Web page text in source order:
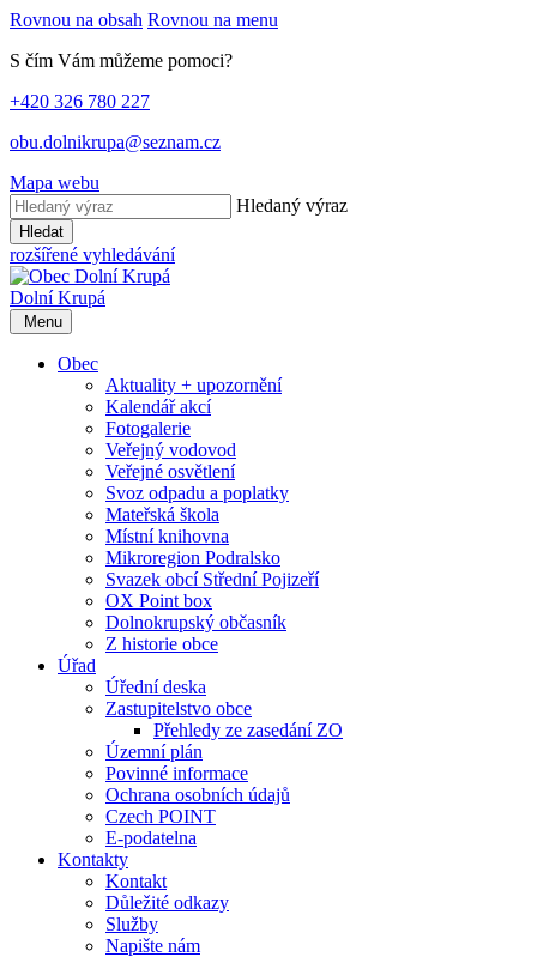
Rovnou na obsah Rovnou na menu
S čím Vám můžeme pomoci?
+420 326 780 227
obu.dolnikrupa@seznam.cz
Mapa webu
Hledaný výraz
Hledat
rozšířené vyhledávání
Dolní Krupá
Menu
Obec
Aktuality + upozornění
Kalendář akcí
Fotogalerie
Veřejný vodovod
Veřejné osvětlení
Svoz odpadu a poplatky
Mateřská škola
Místní knihovna
Mikroregion Podralsko
Svazek obcí Střední Pojizeří
OX Point box
Dolnokrupský občasník
Z historie obce
Úřad
Úřední deska
Zastupitelstvo obce
Přehledy ze zasedání ZO
Územní plán
Povinné informace
Ochrana osobních údajů
Czech POINT
E-podatelna
Kontakty
Kontakt
Důležité odkazy
Služby
Napište nám